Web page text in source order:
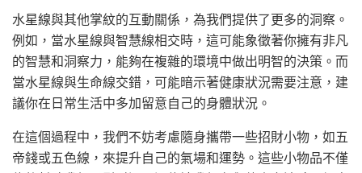
水星線與其他掌紋的互動關係，為我們提供了更多的洞察。
例如，當水星線與智慧線相交時，這可能象徵著你擁有非凡
的智慧和洞察力，能夠在複雜的環境中做出明智的決策。而
當水星線與生命線交錯，可能暗示著健康狀況需要注意，建
議你在日常生活中多加留意自己的身體狀況。
在這個過程中，我們不妨考慮隨身攜帶一些招財小物，如五
帝錢或五色線，來提升自己的氣場和運勢。這些小物品不僅